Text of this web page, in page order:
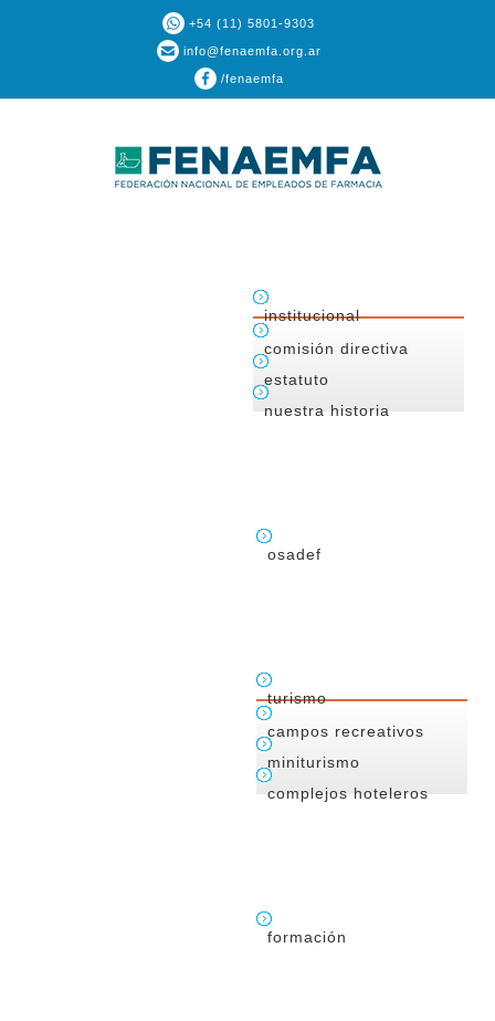
+54 (11) 5801-9303
info@fenaemfa.org.ar
/fenaemfa
institucional
comisión directiva
estatuto
nuestra historia
osadef
turismo
campos recreativos
miniturismo
complejos hoteleros
formación